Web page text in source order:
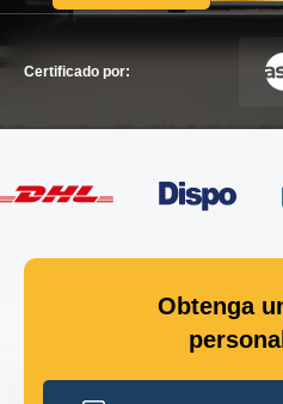
Nuestra Flota
Certificado por:
Obtenga